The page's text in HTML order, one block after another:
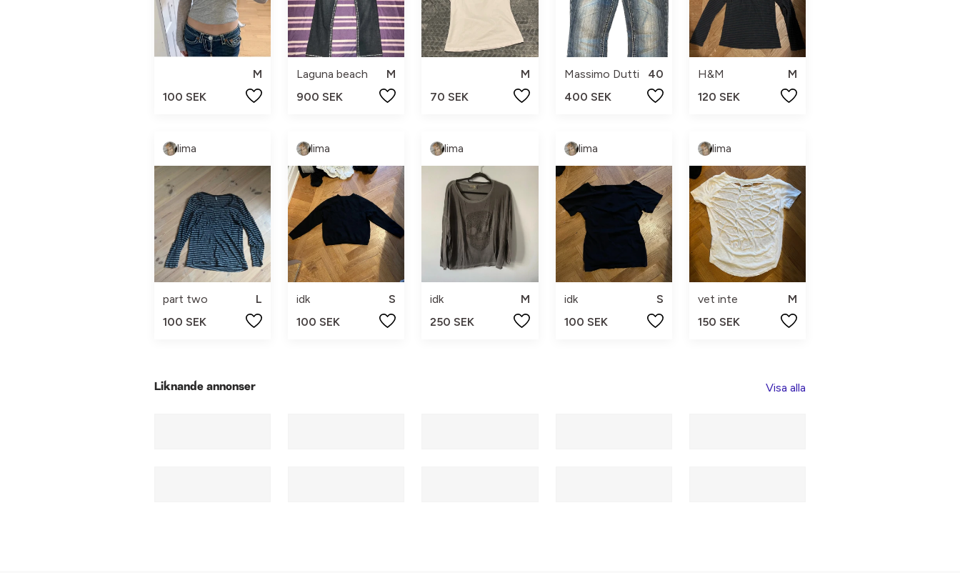
M
100 SEK
Laguna beach
M
900 SEK
M
70 SEK
Massimo Dutti
40
400 SEK
H&M
M
120 SEK
lima
part two
L
100 SEK
lima
idk
S
100 SEK
lima
idk
M
250 SEK
lima
idk
S
100 SEK
lima
vet inte
M
150 SEK
Liknande annonser Visa alla